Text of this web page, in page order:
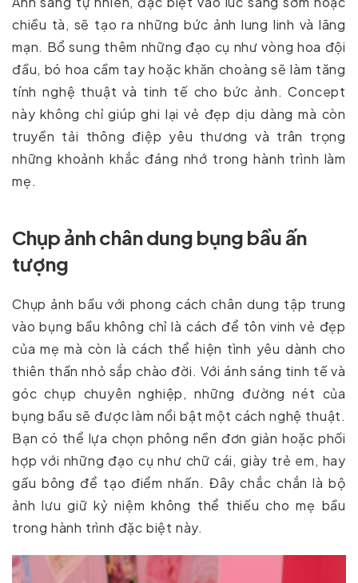
chiều tà, sẽ tạo ra những bức ảnh lung linh và lãng
mạn. Bổ sung thêm những đạo cụ như vòng hoa đội
đầu, bó hoa cầm tay hoặc khăn choàng sẽ làm tăng
tính nghệ thuật và tinh tế cho bức ảnh. Concept
này không chỉ giúp ghi lại vẻ đẹp dịu dàng mà còn
truyền tải thông điệp yêu thương và trân trọng
những khoảnh khắc đáng nhớ trong hành trình làm
mẹ.
Chụp ảnh chân dung bụng bầu ấn
tượng
Chụp ảnh bầu với phong cách chân dung tập trung
vào bụng bầu không chỉ là cách để tôn vinh vẻ đẹp
của mẹ mà còn là cách thể hiện tình yêu dành cho
thiên thần nhỏ sắp chào đời. Với ánh sáng tinh tế và
góc chụp chuyên nghiệp, những đường nét của
bụng bầu sẽ được làm nổi bật một cách nghệ thuật.
Bạn có thể lựa chọn phông nền đơn giản hoặc phối
hợp với những đạo cụ như chữ cái, giày trẻ em, hay
gấu bông để tạo điểm nhấn. Đây chắc chắn là bộ
ảnh lưu giữ kỷ niệm không thể thiếu cho mẹ bầu
trong hành trình đặc biệt này.